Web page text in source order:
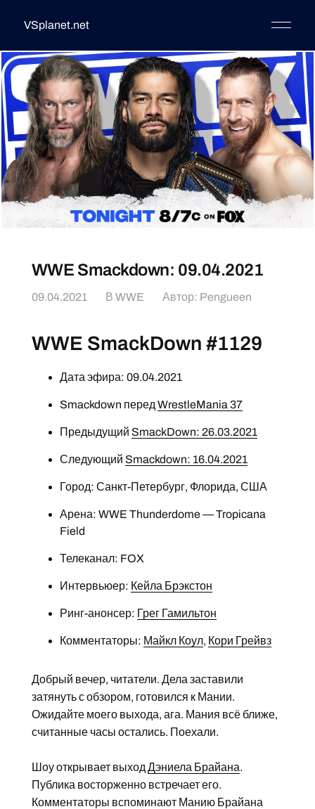
VSplanet.net
WWE Smackdown: 09.04.2021
09.04.2021 В WWE Автор: Pengueen
WWE SmackDown #1129
Дата эфира: 09.04.2021
Smackdown перед WrestleMania 37
Предыдущий SmackDown: 26.03.2021
Следующий Smackdown: 16.04.2021
Город: Санкт-Петербург, Флорида, США
Арена: WWE Thunderdome — Tropicana
Field
Телеканал: FOX
Интервьюер: Кейла Брэкстон
Ринг-анонсер: Грег Гамильтон
Комментаторы: Майкл Коул, Кори Грейвз
Добрый вечер, читатели. Дела заставили
затянуть с обзором, готовился к Мании.
Ожидайте моего выхода, ага. Мания всё ближе,
считанные часы остались. Поехали.
Шоу открывает выход Дэниела Брайана.
Публика восторженно встречает его.
Комментаторы вспоминают Манию Брайана